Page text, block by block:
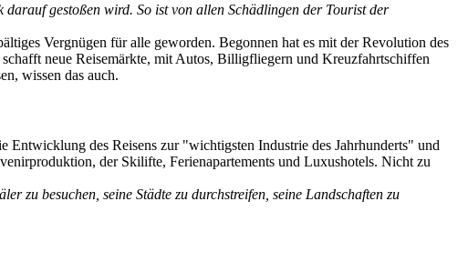
gestoßen wird. So ist von allen Schädlingen der Tourist der
Vergnügen für alle geworden. Begonnen hat es mit der Revolution des
neue Reisemärkte, mit Autos, Billigfliegern und Kreuzfahrtschiffen
wissen das auch.
Entwicklung des Reisens zur "wichtigsten Industrie des Jahrhunderts" und
der Skilifte, Ferienapartements und Luxushotels. Nicht zu
zu besuchen, seine Städte zu durchstreifen, seine Landschaften zu